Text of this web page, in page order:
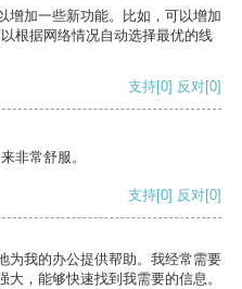
增加一些新功能。比如，可以增加
根据网络情况自动选择最优的线
支持[0] 反对[0]
非常舒服。
支持[0] 反对[0]
为我的办公提供帮助。我经常需要
，能够快速找到我需要的信息。